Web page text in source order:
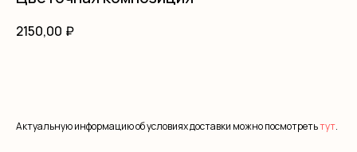
2150,00 ₽
Актуальную информацию об условиях доставки можно посмотретьтут.